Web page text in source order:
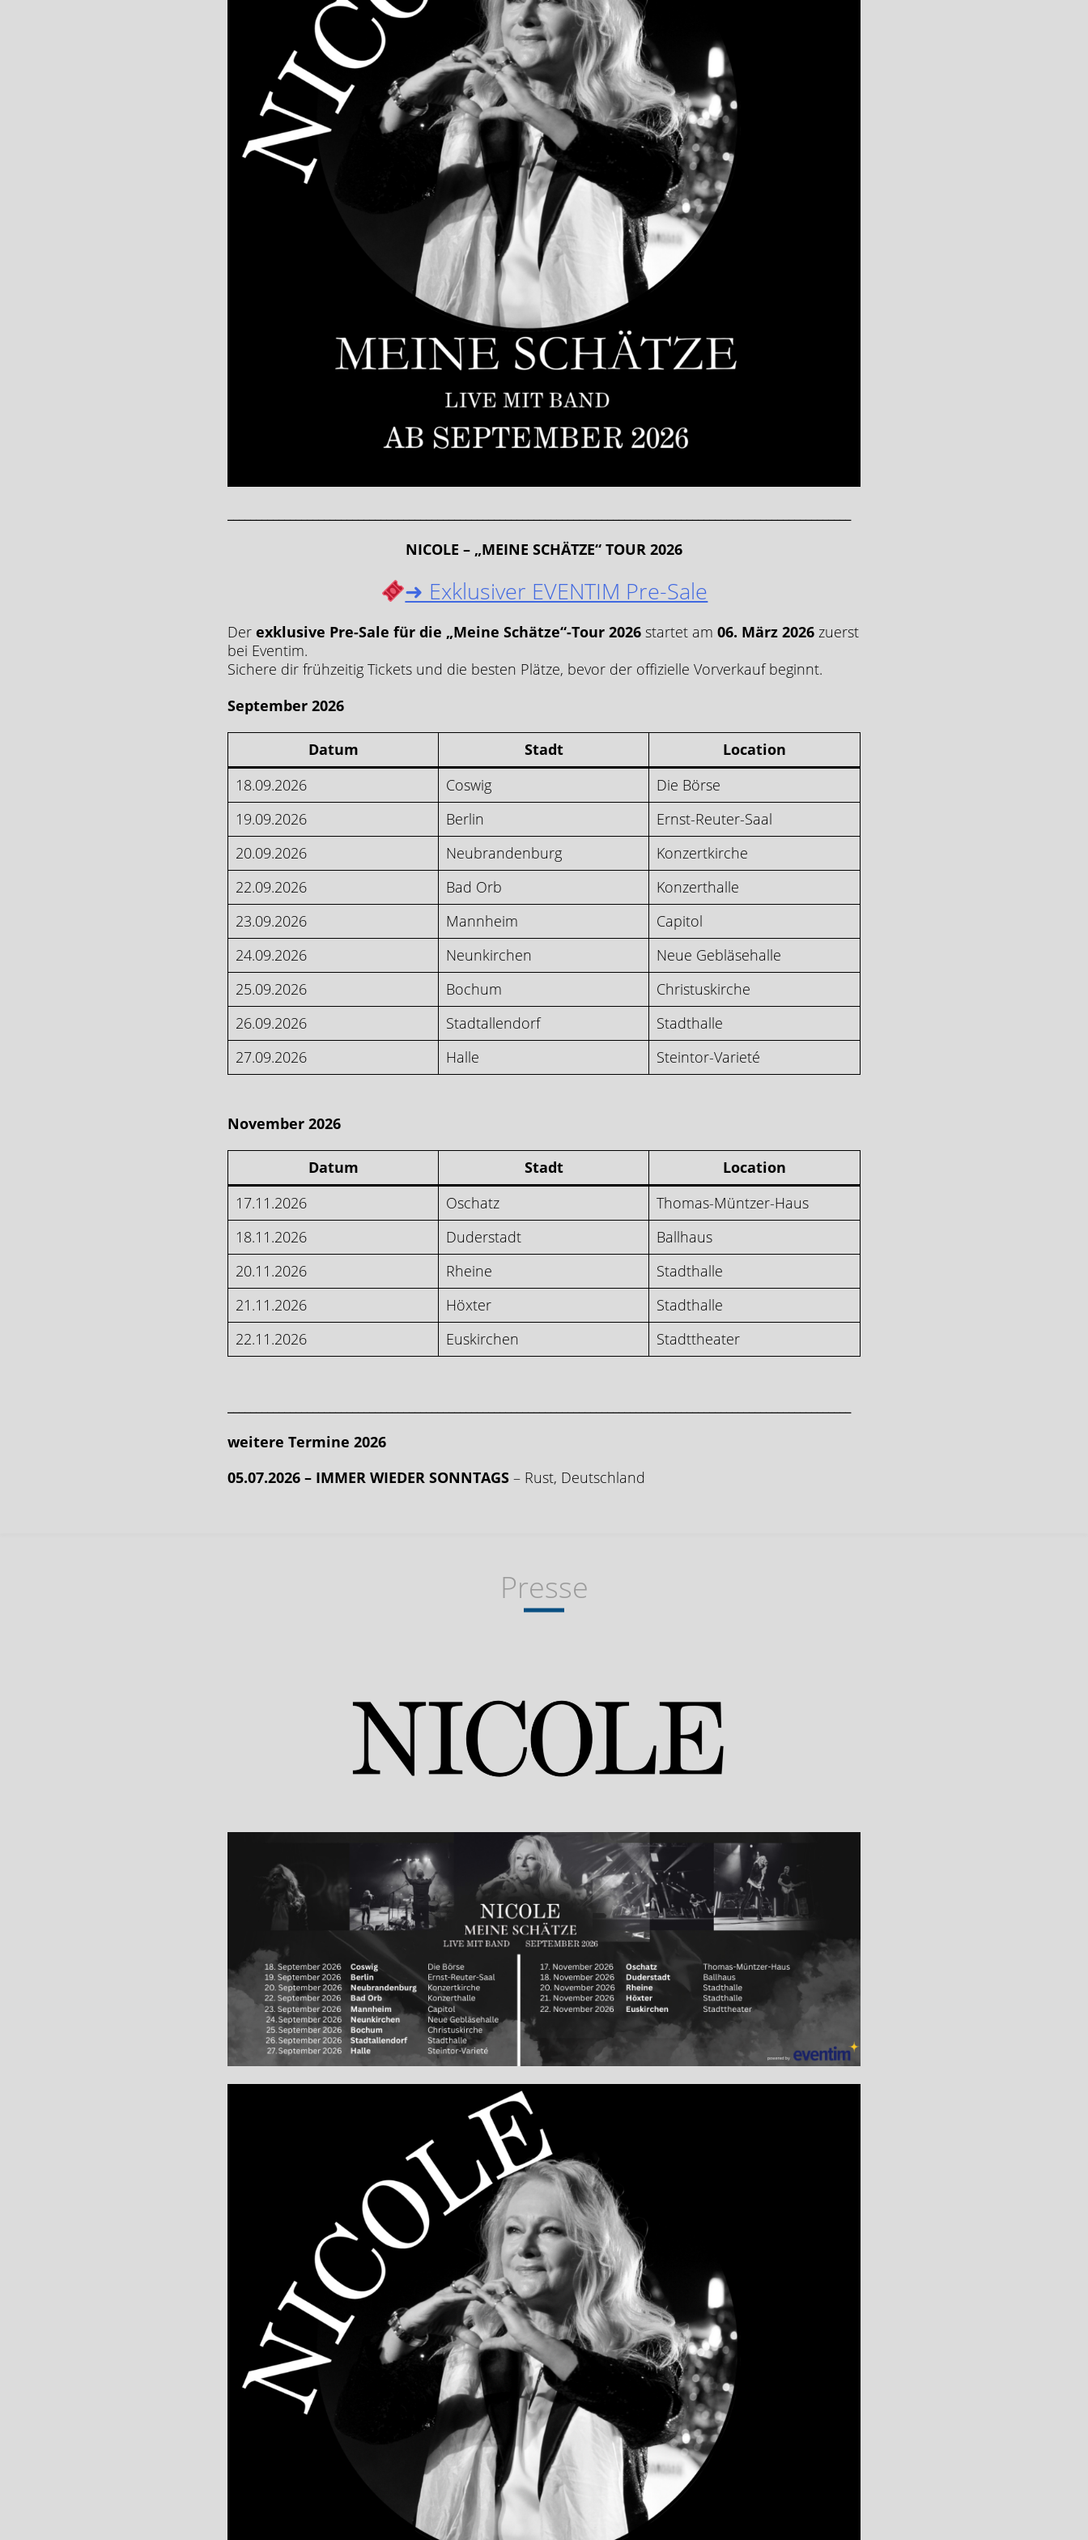
NICOLE – „MEINE SCHÄTZE“ TOUR 2026
➜ Exklusiver EVENTIM Pre-Sale
Der exklusive Pre-Sale für die „Meine Schätze“-Tour 2026 startet am 06. März 2026 zuerst
bei Eventim.
Sichere dir frühzeitig Tickets und die besten Plätze, bevor der offizielle Vorverkauf beginnt.
September 2026
Datum Stadt
Location
18.09.2026
Coswig
Die Börse
19.09.2026
Berlin
Ernst-Reuter-Saal
20.09.2026
Neubrandenburg
Konzertkirche
22.09.2026
Bad Orb
Konzerthalle
23.09.2026
Mannheim
Capitol
24.09.2026
Neunkirchen
Neue Gebläsehalle
25.09.2026
Bochum
Christuskirche
26.09.2026
Stadtallendorf
Stadthalle
27.09.2026
Halle Steintor-Varieté
November 2026
Datum Stadt
Location
17.11.2026
Oschatz
Thomas-Müntzer-Haus
18.11.2026
Duderstadt
Ballhaus
20.11.2026
Rheine
Stadthalle
21.11.2026
Höxter
Stadthalle
22.11.2026
Euskirchen Stadttheater
weitere Termine 2026
05.07.2026 – IMMER WIEDER SONNTAGS – Rust, Deutschland
Presse